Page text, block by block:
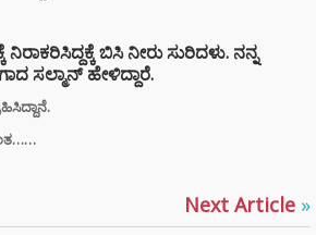
ಬಿಸಿ ನೀರು ಸುರಿದಳು. ನನ್ನ
ಸಲ್ಮಾನ್ ಹೇಳಿದ್ದಾರೆ.
Next Article »